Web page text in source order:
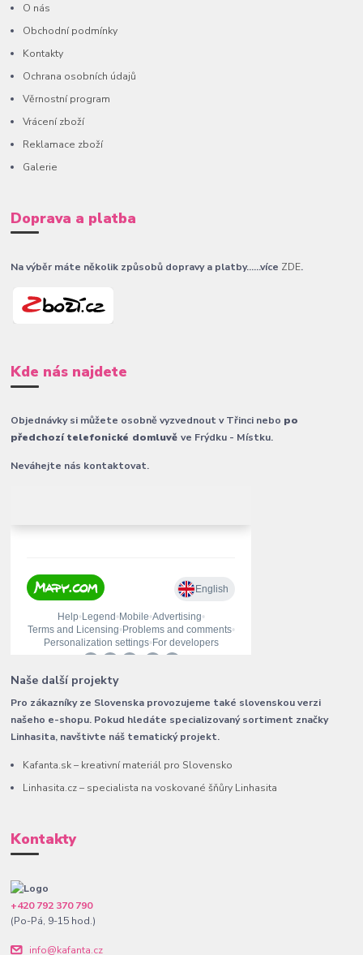
O nás
Obchodní podmínky
Kontakty
Ochrana osobních údajů
Věrnostní program
Vrácení zboží
Reklamace zboží
Galerie
Doprava a platba
Na výběr máte několik způsobů dopravy a platby......více ZDE.
Kde nás najdete
Objednávky si můžete osobně vyzvednout v Třinci nebo po
předchozí telefonické domluvěve Frýdku - Místku.
Neváhejte nás kontaktovat.
Naše další projekty
Pro zákazníky ze Slovenska provozujeme také slovenskou verzi
našeho e-shopu. Pokud hledáte specializovaný sortiment značky
Linhasita, navštivte náš tematický projekt.
Kafanta.sk – kreativní materiál pro Slovensko
Linhasita.cz – specialista na voskované šňůry Linhasita
Kontakty
+420 792 370 790
(Po-Pá, 9-15 hod.)
info@kafanta.cz